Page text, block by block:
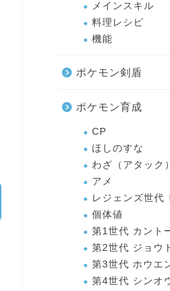
メインスキル
料理レシピ
機能
ポケモン剣盾
ポケモン育成
CP
ほしのすな
わざ（アタック）
アメ
レジェンズ世代
個体値
第1世代 カント
第2世代 ジョウ
第3世代 ホウエ
第4世代 シンオ